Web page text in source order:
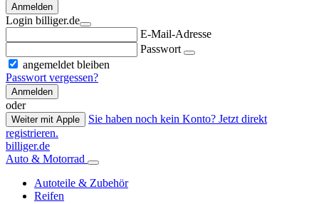
Anmelden
Login billiger.de
E-Mail-Adresse
Passwort
angemeldet bleiben
Passwort vergessen?
Anmelden
oder
Weiter mit Apple
Sie haben noch kein Konto? Jetzt direkt
registrieren.
billiger.de
Auto & Motorrad
Autoteile & Zubehör
Reifen